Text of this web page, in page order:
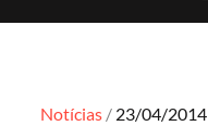
Notícias Posted
23/04/2014